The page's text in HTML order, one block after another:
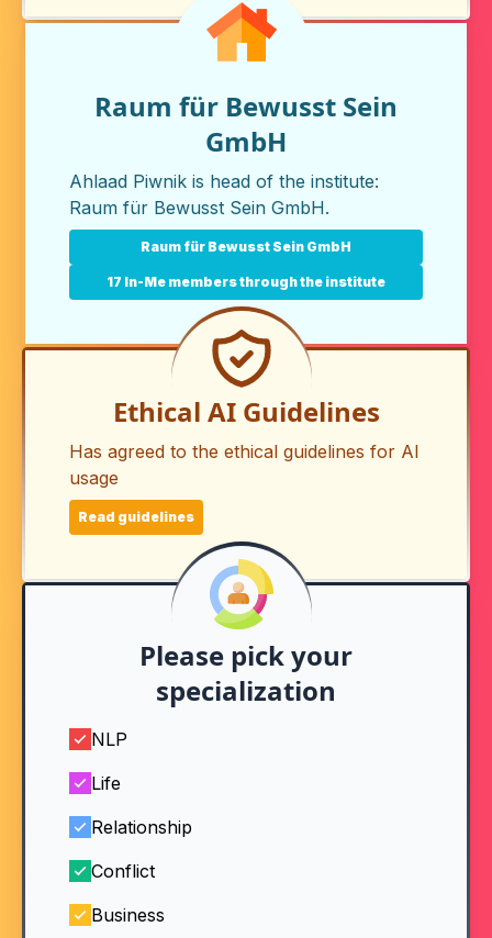
Raum für Bewusst Sein
GmbH
Ahlaad Piwnik is head of the institute:
Raum für Bewusst Sein GmbH.
Raum für Bewusst Sein GmbH
17 In-Me members through the institute
Ethical AI Guidelines
Has agreed to the ethical guidelines for AI
usage
Read guidelines
Please pick your
specialization
NLP
Life
Relationship
Conflict
Business